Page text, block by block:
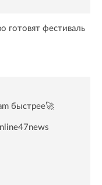
готовят фестиваль
быстрее🚀